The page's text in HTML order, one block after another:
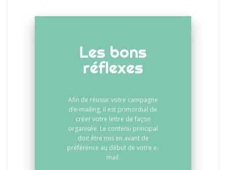
Les bons
réflexes
Afin de réussir votre campagne
d’e-mailing, il est primordial de
créer votre lettre de façon
organisée. Le contenu principal
doit être mis en avant de
préférence au début de votre e-
mail.